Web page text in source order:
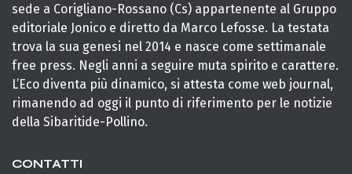
sede a Corigliano-Rossano (Cs) appartenente al Gruppo
editoriale Jonico e diretto da Marco Lefosse. La testata
trova la sua genesi nel 2014 e nasce come settimanale
free press. Negli anni a seguire muta spirito e carattere.
L’Eco diventa più dinamico, si attesta come web journal,
rimanendo ad oggi il punto di riferimento per le notizie
della Sibaritide-Pollino.
CONTATTI